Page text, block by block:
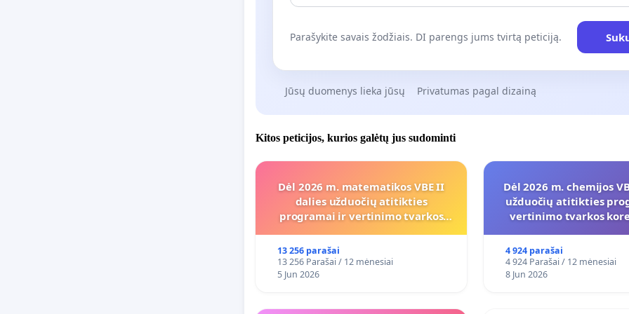
Parašykite savais žodžiais. DI parengs jums tvirtą peticiją.
Jūsų duomenys lieka jūsų Privatumas pagal dizainą
Kitos peticijos, kurios galėtų jus sudominti
Dėl 2026 m. matematikos VBE II
dalies užduočių atitikties
programai ir vertinimo tvarkos
13 256 parašai
13 256 Parašai / 12 mėnesiai
5 Jun 2026
Dėl 2026 m. chemijos
užduočių atitikties
vertinimo tvarkos
4 924 parašai
4 924 Parašai / 12 mėnesiai
8 Jun 2026